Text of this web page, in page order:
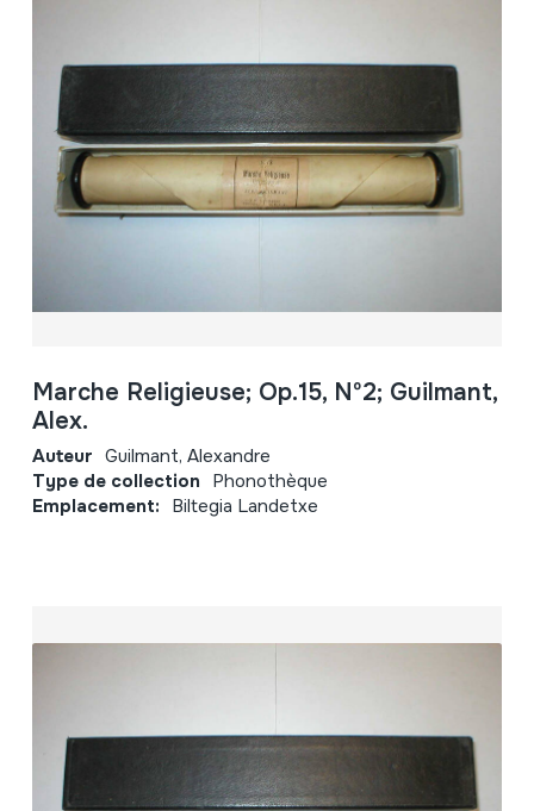
Marche Religieuse; Op.15, Nº2; Guilmant,
Alex.
Auteur Guilmant, Alexandre
Type de collection Phonothèque
Emplacement: Biltegia Landetxe